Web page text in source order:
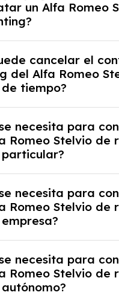
incluido dentro de
un Alfa Romeo
que pagar ningún tipo
casos que lo exija el
resultado del estudio
cancelar el
del Alfa Romeo
tiempo?
haber
anticipada. Es
del contrato y
te asesore.
necesita para
Romeo Stelvio de
casos, una
y un pago inicial.
necesita para
Romeo Stelvio de
financiera y, en
informe de solvencia
inicial.
necesita para
Romeo Stelvio de